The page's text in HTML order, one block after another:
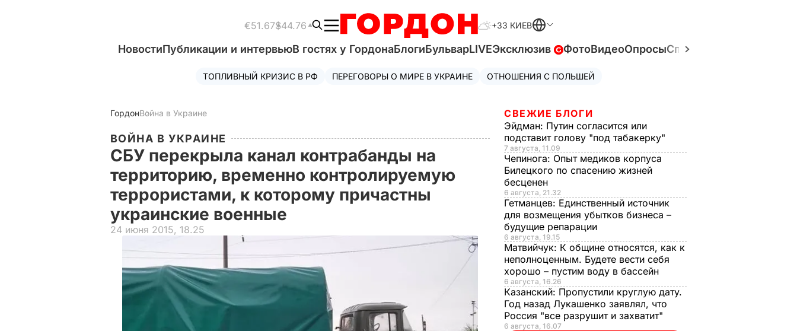
€51.67$44.76 +33 КИЕВ
НовостиПубликации и интервьюВ гостях у ГордонаБлогиБульварLIVEЭксклюзив ФотоВидеоОпросыСпецпроекты
ТОПЛИВНЫЙ КРИЗИС В РФ ПЕРЕГОВОРЫ О МИРЕ В УКРАИНЕ ОТНОШЕНИЯ С ПОЛЬШЕЙ
ГордонВойна в Украине
ВОЙНА В УКРАИНЕ
СБУ перекрыла канал контрабанды на
территорию, временно контролируемую
террористами, к которому причастны
украинские военные
24 июня 2015, 18.25
СВЕЖИЕ БЛОГИ
Эйдман: Путин согласится или
подставит голову "под табакерку"
7 августа, 11.09
Чепинога: Опыт медиков корпуса
Билецкого по спасению жизней
бесценен
6 августа, 21.32
Гетманцев: Единственный источник
для возмещения убытков бизнеса –
будущие репарации
6 августа, 19.15
Матвийчук: К общине относятся, как к
неполноценным. Будете вести себя
хорошо – пустим воду в бассейн
6 августа, 16.26
Казанский: Пропустили круглую дату.
Год назад Лукашенко заявлял, что
Россия "все разрушит и захватит"
6 августа, 16.07